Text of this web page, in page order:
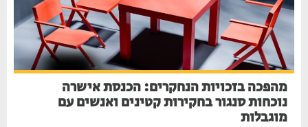
מהפכה בזכויות הנחקרים: הכנסת אישרה
נוכחות סנגור בחקירות קטינים ואנשים עם
מוגבלות